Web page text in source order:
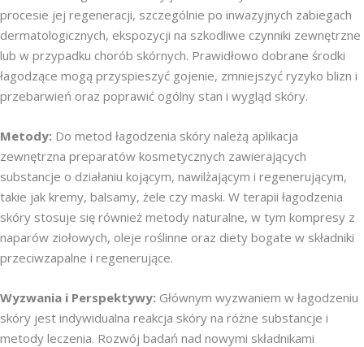
procesie jej regeneracji, szczególnie po inwazyjnych zabiegach
dermatologicznych, ekspozycji na szkodliwe czynniki zewnętrzne
lub w przypadku chorób skórnych. Prawidłowo dobrane środki
łagodzące mogą przyspieszyć gojenie, zmniejszyć ryzyko blizn i
przebarwień oraz poprawić ogólny stan i wygląd skóry.
Metody: Do metod łagodzenia skóry należą aplikacja
zewnętrzna preparatów kosmetycznych zawierających
substancje o działaniu kojącym, nawilżającym i regenerującym,
takie jak kremy, balsamy, żele czy maski. W terapii łagodzenia
skóry stosuje się również metody naturalne, w tym kompresy z
naparów ziołowych, oleje roślinne oraz diety bogate w składniki
przeciwzapalne i regenerujące.
Wyzwania i Perspektywy: Głównym wyzwaniem w łagodzeniu
skóry jest indywidualna reakcja skóry na różne substancje i
metody leczenia. Rozwój badań nad nowymi składnikami